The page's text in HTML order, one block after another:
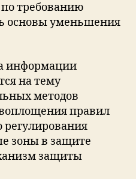
требованию
основы уменьшения
информации
на тему
методов
правил
регулирования
зоны в защите
защиты